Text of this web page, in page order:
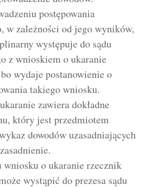
postępowania
w zależności od jego wyników,
występuje do sądu
z wnioskiem o ukaranie
wydaje postanowienie o
takiego wniosku.
zawiera dokładne
który jest przedmiotem
dowodów uzasadniających
wniosku o ukaranie rzecznik
wystąpić do prezesa sądu